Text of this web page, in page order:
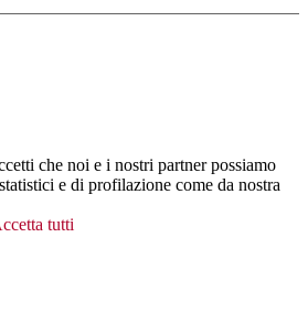
che noi e i nostri partner possiamo
e di profilazione come da nostra
tutti